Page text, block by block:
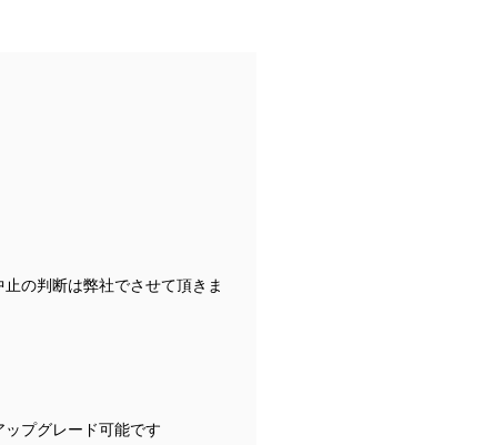
の判断は弊社でさせて頂きま
プグレード可能です